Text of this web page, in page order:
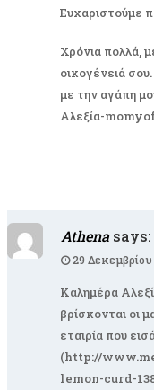
Ευχαριστούμε
Χρόνια πολλά,
οικογένειά σου.
με την αγάπη
Αλεξία-
Athena says:
29 Δεκεμβρίου
Καλημέρα
βρίσκονται οι
εταιρία που
(http://
lemon-curd-